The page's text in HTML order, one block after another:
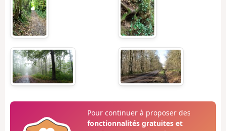
Pour continuer à proposer des
fonctionnalités gratuites et